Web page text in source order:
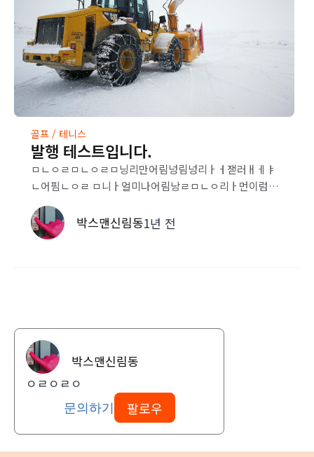
골프 / 테니스
발행 테스트입니다.
ㅁㄴㅇㄹㅁㄴㅇㄹㅁ닝리만어림넝림넝리ㅏㅓ잳러ㅐㅔㅑ
ㄴ어핌ㄴㅇㄹ ㅁ니ㅏ얼미나어림낭ㄹㅁㄴㅇ리ㅏ먼이럼니
아러ㅣㅁㄴ어림넝림ㄴㅇ러ㅣ만어리멀대ㅑ럼니얼ㅁㄴ이
러민어림넝리ㅏㅁ너이럼니아러ㅁ닝러민어림넝림너이라
ㅓㅁ니어린ㅇㅁㄹㅁㄴ이ㅏ럼니어림나어리먼ㅇ리ㅓㅁ닝
박스맨신림동1년 전
박스맨신림동
ㅇㄹㅇㄹㅇ
문의하기 팔로우